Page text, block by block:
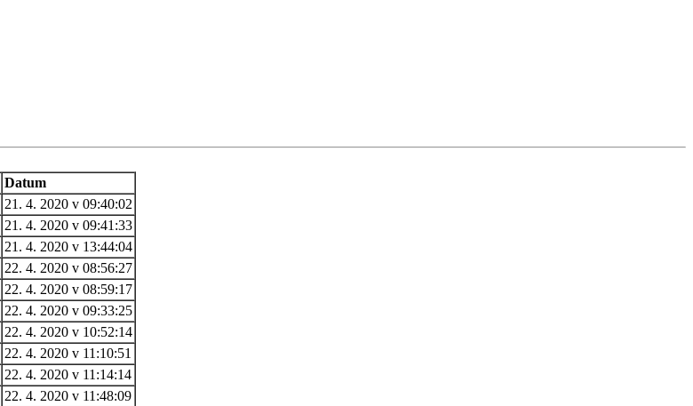
Datum
21. 4. 2020 v 09:40:02
21. 4. 2020 v 09:41:33
21. 4. 2020 v 13:44:04
22. 4. 2020 v 08:56:27
22. 4. 2020 v 08:59:17
22. 4. 2020 v 09:33:25
22. 4. 2020 v 10:52:14
22. 4. 2020 v 11:10:51
22. 4. 2020 v 11:14:14
22. 4. 2020 v 11:48:09